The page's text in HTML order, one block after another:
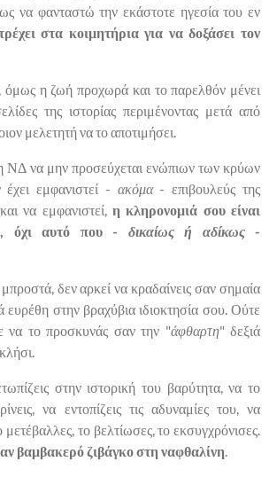
να φανταστώ την εκάστοτε ηγεσία του εν
στα κοιμητήρια για να δοξάσει τον
η ζωή προχωρά και το παρελθόν μένει
της ιστορίας περιμένοντας μετά από
μελετητή να το αποτιμήσει.
ΝΔ να μην προσεύχεται ενώπιων των κρύων
εμφανιστεί - ακόμα- επιβουλεύς της
να εμφανιστεί, η κληρονομιά σου είναι
όχι αυτό που - δικαίως ή αδίκως-
δεν αρκεί να κραδαίνεις σαν σημαία
στην βραχύβια ιδιοκτησία σου. Ούτε
να το προσκυνάς σαν την "άφθαρτη" δεξιά
στην ιστορική του βαρύτητα, να το
να εντοπίζεις τις αδυναμίες του, να
το βελτίωσες, το εκσυγχρόνισες.
βαμβακερό ζιβάγκο στη ναφθαλίνη.